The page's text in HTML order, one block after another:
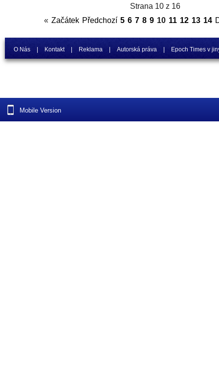
Strana 10 z 16
« Začátek Předchozí 5 6 7 8 9 10 11 12 13 14
O Nás Kontakt Reklama Autorská práva Epoch Times v
Mobile Version